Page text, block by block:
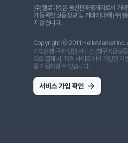
(주)헬로마켓은 통신판매중개자로서 거
가 등록한 상품정보 및 거래에 대해 (주)
지 않습니다.
Copyright ⓒ 2011 HelloMarket Inc.
기업은행 구매 안전 서비스 (채무지급보
으로 결제 시, 저희 사이트에서 가입한 기
를 이용하실 수 있습니다.